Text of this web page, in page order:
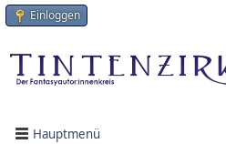
Einloggen
Hauptmenü